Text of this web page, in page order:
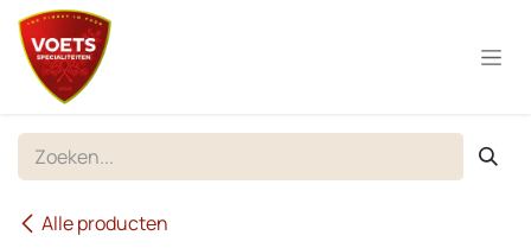
Overslaan naar inhoud
Alle producten